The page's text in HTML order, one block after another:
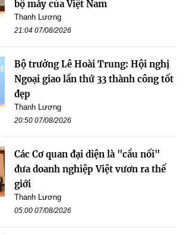
bộ máy của Việt Nam
Thanh Lương
21:04 07/08/2026
Bộ trưởng Lê Hoài Trung: Hội nghị
Ngoại giao lần thứ 33 thành công tốt
đẹp
Thanh Lương
20:50 07/08/2026
Các Cơ quan đại diện là "cầu nối"
đưa doanh nghiệp Việt vươn ra thế
giới
Thanh Lương
05:00 07/08/2026